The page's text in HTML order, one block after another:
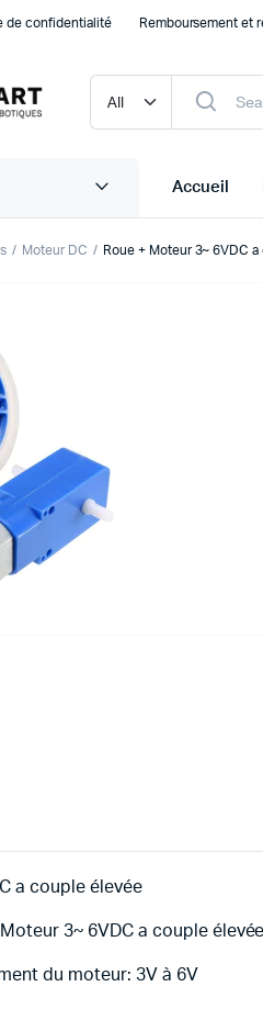
de confidentialité Remboursement et
Accueil
et PCB
Pi
Moteur DC Roue + Moteur 3~ 6VDC
a couple élevée
3~ 6VDC a couple
du moteur: 3V à 6V